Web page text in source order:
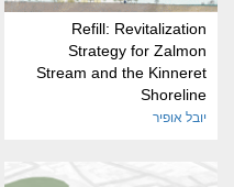
Refill: Revitalization
Strategy for Zalmon
Stream and the Kinneret
Shoreline
יובל אופיר